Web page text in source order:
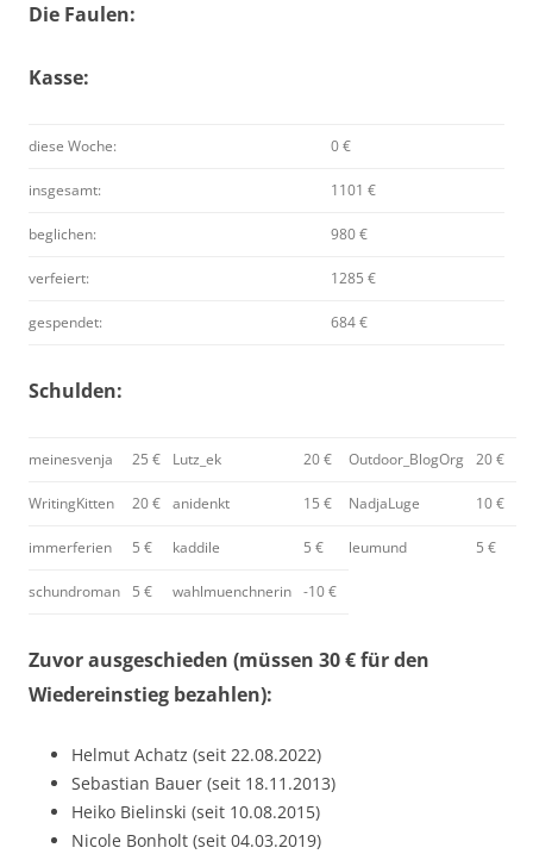
Die Faulen:
Kasse:
diese Woche: 0 €
insgesamt: 1101 €
beglichen: 980 €
verfeiert: 1285 €
gespendet: 684 €
Schulden:
meinesvenja 25 € Lutz_ek 20 € Outdoor_BlogOrg 20 €
WritingKitten 20 € anidenkt 15 € NadjaLuge 10 €
immerferien 5 € kaddile 5 € leumund 5 €
schundroman 5 € wahlmuenchnerin -10 €
Zuvor ausgeschieden (müssen 30 € für den
Wiedereinstieg bezahlen):
Helmut Achatz (seit 22.08.2022)
Sebastian Bauer (seit 18.11.2013)
Heiko Bielinski (seit 10.08.2015)
Nicole Bonholt (seit 04.03.2019)